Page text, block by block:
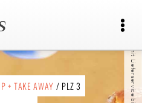
+ TAKE AWAY / PLZ 3